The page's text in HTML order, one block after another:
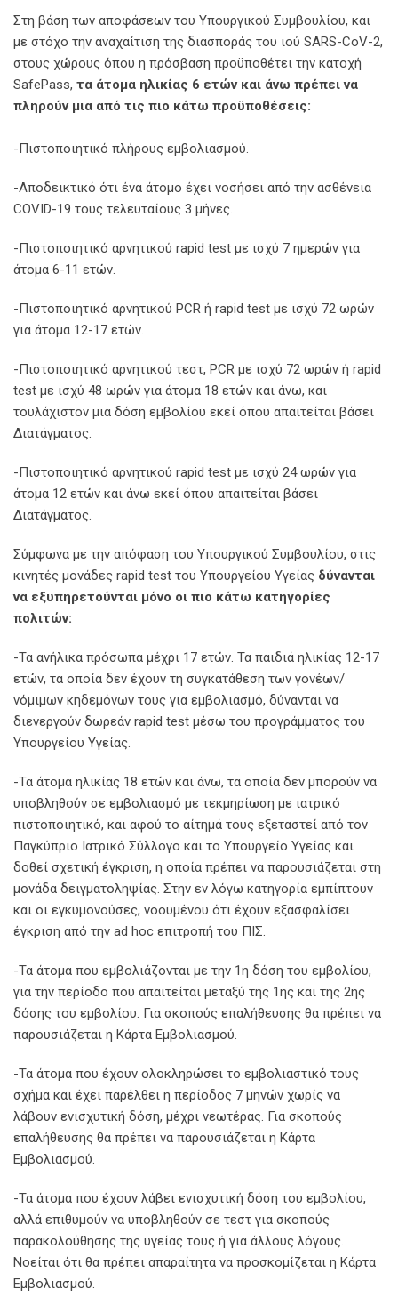
Στη βάση των αποφάσεων του Υπουργικού Συμβουλίου, και
με στόχο την αναχαίτιση της διασποράς του ιού SARS-CoV-2,
στους χώρους όπου η πρόσβαση προϋποθέτει την κατοχή
SafePass, τα άτομα ηλικίας 6 ετών και άνω πρέπει να
πληρούν μια από τις πιο κάτω προϋποθέσεις:
-Πιστοποιητικό πλήρους εμβολιασμού.
-Αποδεικτικό ότι ένα άτομο έχει νοσήσει από την ασθένεια
COVID-19 τους τελευταίους 3 μήνες.
-Πιστοποιητικό αρνητικού rapid test με ισχύ 7 ημερών για
άτομα 6-11 ετών.
-Πιστοποιητικό αρνητικού PCR ή rapid test με ισχύ 72 ωρών
για άτομα 12-17 ετών.
-Πιστοποιητικό αρνητικού τεστ, PCR με ισχύ 72 ωρών ή rapid
test με ισχύ 48 ωρών για άτομα 18 ετών και άνω, και
τουλάχιστον μια δόση εμβολίου εκεί όπου απαιτείται βάσει
Διατάγματος.
-Πιστοποιητικό αρνητικού rapid test με ισχύ 24 ωρών για
άτομα 12 ετών και άνω εκεί όπου απαιτείται βάσει
Διατάγματος.
Σύμφωνα με την απόφαση του Υπουργικού Συμβουλίου, στις
κινητές μονάδες rapid test του Υπουργείου Υγείας δύνανται
να εξυπηρετούνται μόνο οι πιο κάτω κατηγορίες
πολιτών:
-Τα ανήλικα πρόσωπα μέχρι 17 ετών. Τα παιδιά ηλικίας 12-17
ετών, τα οποία δεν έχουν τη συγκατάθεση των γονέων/
νόμιμων κηδεμόνων τους για εμβολιασμό, δύνανται να
διενεργούν δωρεάν rapid test μέσω του προγράμματος του
Υπουργείου Υγείας.
-Τα άτομα ηλικίας 18 ετών και άνω, τα οποία δεν μπορούν να
υποβληθούν σε εμβολιασμό με τεκμηρίωση με ιατρικό
πιστοποιητικό, και αφού το αίτημά τους εξεταστεί από τον
Παγκύπριο Ιατρικό Σύλλογο και το Υπουργείο Υγείας και
δοθεί σχετική έγκριση, η οποία πρέπει να παρουσιάζεται στη
μονάδα δειγματοληψίας. Στην εν λόγω κατηγορία εμπίπτουν
και οι εγκυμονούσες, νοουμένου ότι έχουν εξασφαλίσει
έγκριση από την ad hoc επιτροπή του ΠΙΣ.
-Τα άτομα που εμβολιάζονται με την 1η δόση του εμβολίου,
για την περίοδο που απαιτείται μεταξύ της 1ης και της 2ης
δόσης του εμβολίου. Για σκοπούς επαλήθευσης θα πρέπει να
παρουσιάζεται η Κάρτα Εμβολιασμού.
-Τα άτομα που έχουν ολοκληρώσει το εμβολιαστικό τους
σχήμα και έχει παρέλθει η περίοδος 7 μηνών χωρίς να
λάβουν ενισχυτική δόση, μέχρι νεωτέρας. Για σκοπούς
επαλήθευσης θα πρέπει να παρουσιάζεται η Κάρτα
Εμβολιασμού.
-Τα άτομα που έχουν λάβει ενισχυτική δόση του εμβολίου,
αλλά επιθυμούν να υποβληθούν σε τεστ για σκοπούς
παρακολούθησης της υγείας τους ή για άλλους λόγους.
Νοείται ότι θα πρέπει απαραίτητα να προσκομίζεται η Κάρτα
Εμβολιασμού.